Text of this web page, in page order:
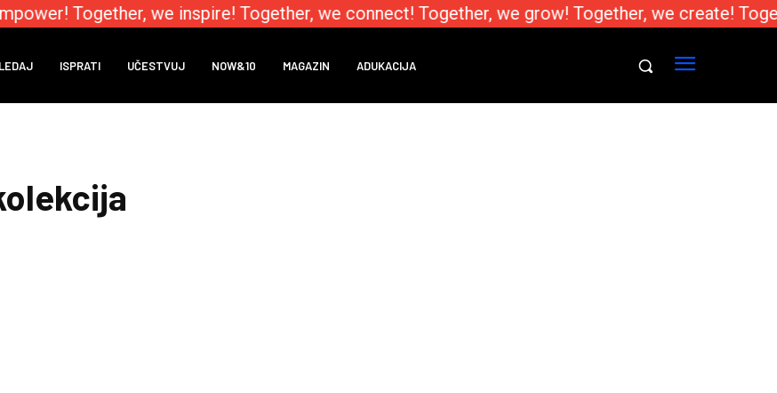
Together, we inspire! Together, we connect! Together, we grow! Together, we create!
ISPRATI UČESTVUJ NOW&10 MAGAZIN ADUKACIJA